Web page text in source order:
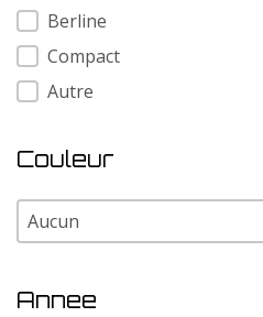
Berline
Compact
Autre
Couleur
Couleur
Couleur
Annee